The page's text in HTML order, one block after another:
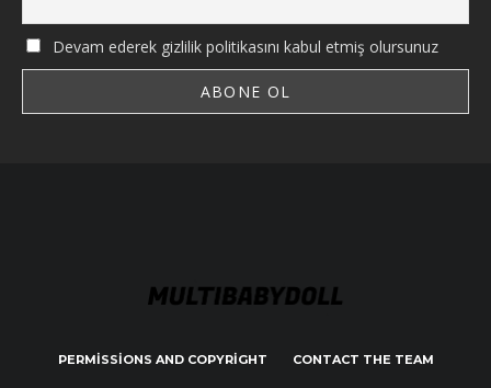
Devam ederek gizlilik politikasını kabul etmiş olursunuz
PERMISSIONS AND COPYRIGHT CONTACT THE TEAM